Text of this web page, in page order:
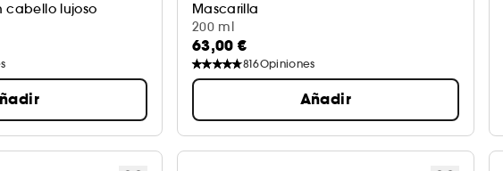
cabello lujoso
Mascarilla
200 ml
63,00 €
816Opiniones
Añadir